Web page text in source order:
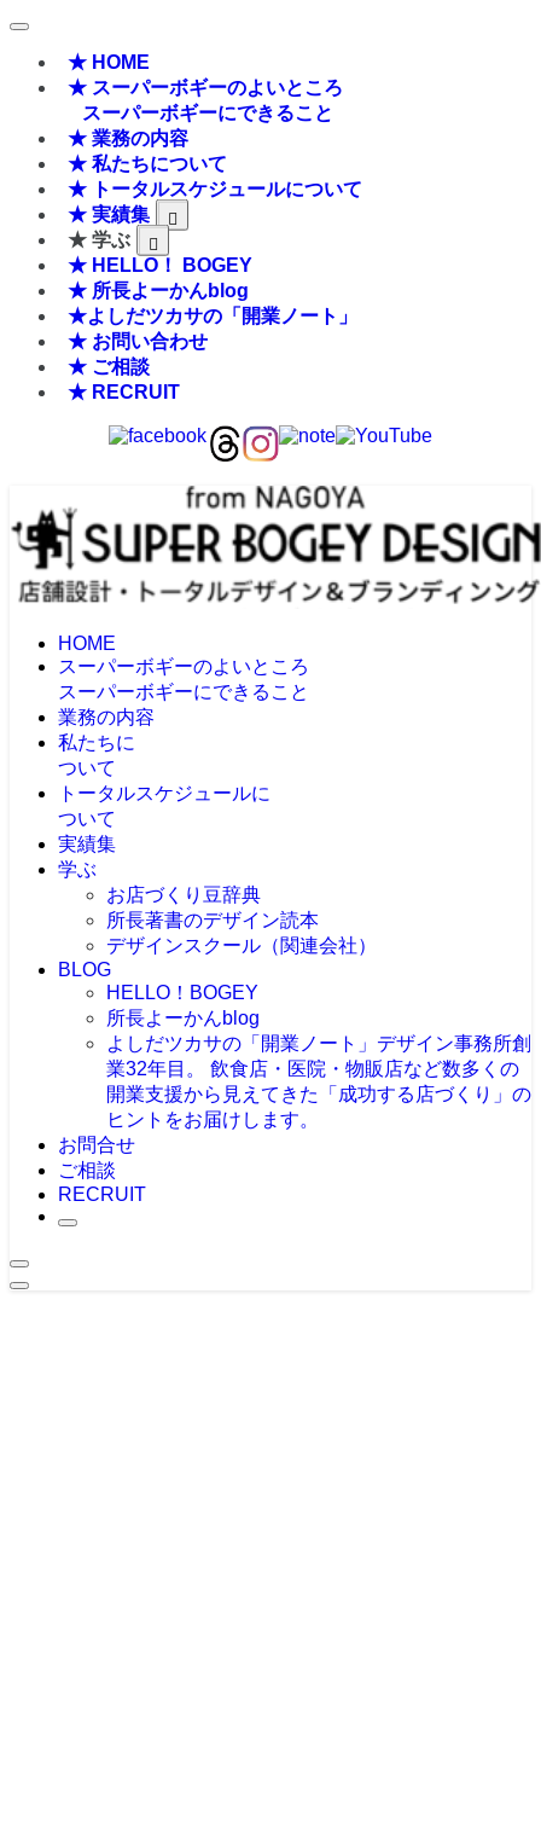
★ HOME
★ スーパーボギーのよいところ
スーパーボギーにできること
★ 業務の内容
★ 私たちについて
★ トータルスケジュールについて
★ 実績集
★ 学ぶ
★ HELLO！ BOGEY
★ 所長よーかんblog
★よしだツカサの「開業ノート」
★ お問い合わせ
★ ご相談
★ RECRUIT
HOME
スーパーボギーのよいところ
スーパーボギーにできること
業務の内容
私たちに
ついて
トータルスケジュールに
ついて
実績集
学ぶ
お店づくり豆辞典
所長著書のデザイン読本
デザインスクール（関連会社）
BLOG
HELLO！BOGEY
所長よーかんblog
よしだツカサの「開業ノート」 デザイン事務所創
業32年目。 飲食店・医院・物販店など数多くの
開業支援から見えてきた「成功する店づくり」の
ヒントをお届けします。
お問合せ
ご相談
RECRUIT